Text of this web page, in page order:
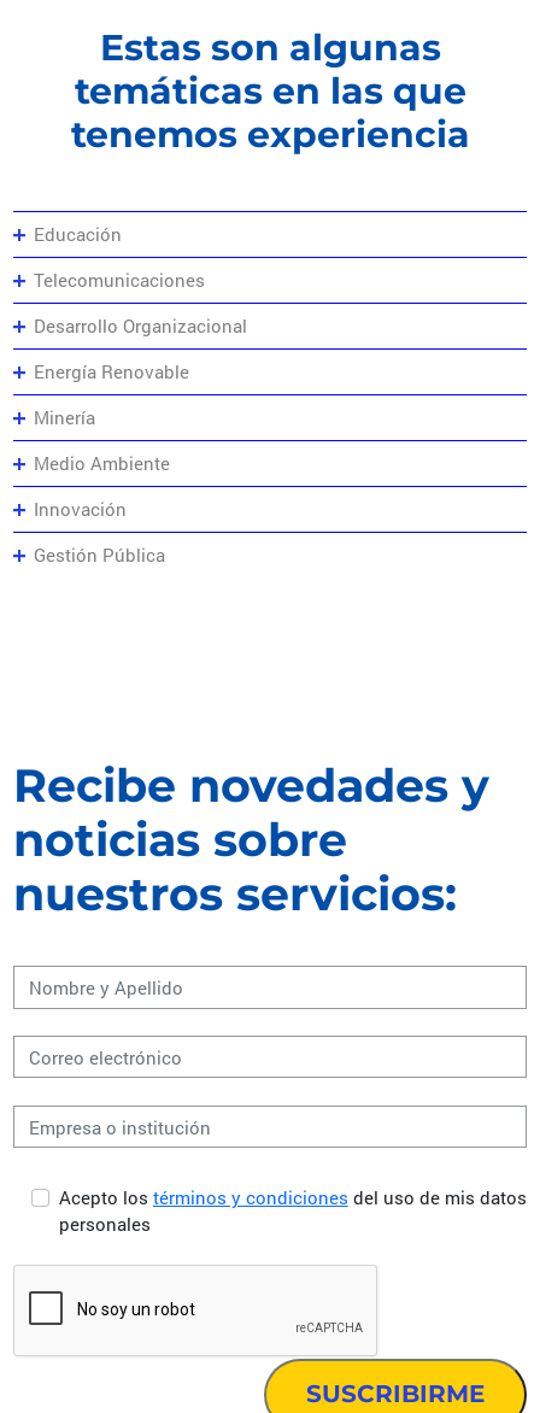
Estas son algunas
temáticas en las que
tenemos experiencia
Educación
Telecomunicaciones
Desarrollo Organizacional
Energía Renovable
Minería
Medio Ambiente
Innovación
Gestión Pública
Recibe novedades y
noticias sobre
nuestros servicios:
Acepto los términos y condiciones del uso de mis datos
personales